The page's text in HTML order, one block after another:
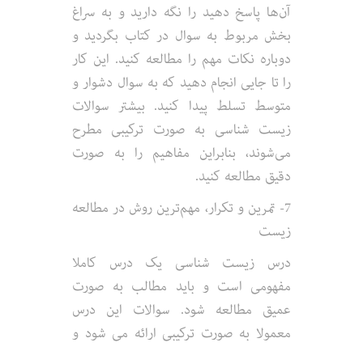
آن‌ها پاسخ دهید را نگه دارید و به سراغ
بخش مربوط به سوال در کتاب بگردید و
دوباره نکات مهم را مطالعه کنید. این کار
را تا جایی انجام دهید که به سوال دشوار و
متوسط تسلط پیدا کنید. بیشتر سوالات
زیست شناسی به صورت ترکیبی مطرح
می‌شوند، بنابراین مفاهیم را به صورت
دقیق مطالعه کنید.
7- تمرین و تکرار، مهم‌ترین روش در مطالعه
زیست
درس زیست شناسی یک درس کاملا
مفهومی است و باید مطالب به صورت
عمیق مطالعه شود. سوالات این درس
معمولا به صورت ترکیبی ارائه می شود و